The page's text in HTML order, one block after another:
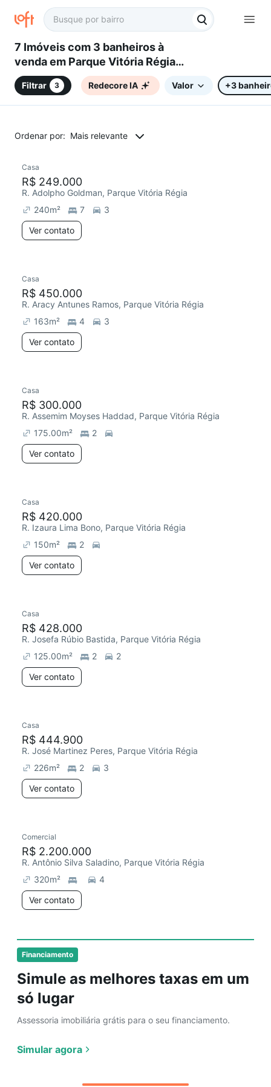
7 Imóveis com 3 banheiros à
venda em Parque Vitória Régia,
Sorocaba, SP
Filtrar 3 Redecore IA Valor +3
Ordenar por: Mais relevante
Financiamento
Simule as melhores taxas em um
só lugar
Assessoria imobiliária grátis para o seu financiamento.
Simular agora
Chegou este mês
Casa
R$ 249.000
R. Adolpho Goldman, Parque Vitória Régia
240m² 7
3
Ver contato
Casa
R$ 450.000
R. Aracy Antunes Ramos, Parque Vitória Régia
163m² 4
3
Ver contato
Casa
R$ 300.000
R. Assemim Moyses Haddad, Parque Vitória Régia
175.00m²
2
Ver contato
Casa
R$ 420.000
R. Izaura Lima Bono, Parque Vitória Régia
150m²
2
Ver contato
Casa
R$ 428.000
R. Josefa Rúbio Bastida, Parque Vitória Régia
125.00m² 2
2
Ver contato
Chegou este mês
Casa
R$ 444.900
R. José Martinez Peres, Parque Vitória Régia
226m² 2
3
Ver contato
Chegou este mês
Comercial
R$ 2.200.000
R. Antônio Silva Saladino, Parque Vitória Régia
320m²
4
Ver contato